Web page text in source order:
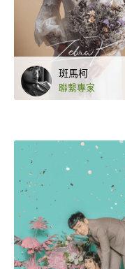
斑馬柯
聯繫專家